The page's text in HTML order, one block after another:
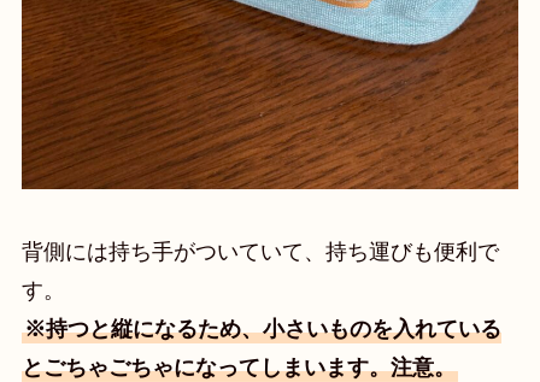
背側には持ち手がついていて、持ち運びも便利で
す。
※持つと縦になるため、小さいものを入れている
とごちゃごちゃになってしまいます。注意。